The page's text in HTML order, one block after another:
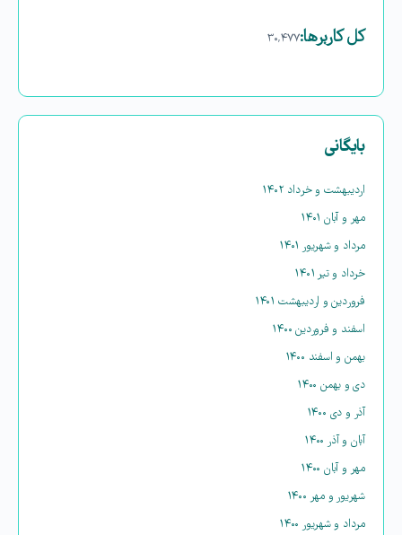
کل کاربرها:۳۰,۴۷۷
بایگانی
اردیبهشت و خرداد ۱۴۰۲
مهر و آبان ۱۴۰۱
مرداد و شهریور ۱۴۰۱
خرداد و تیر ۱۴۰۱
فروردین و اردیبهشت ۱۴۰۱
اسفند و فروردین ۱۴۰۰
بهمن و اسفند ۱۴۰۰
دی و بهمن ۱۴۰۰
آذر و دی ۱۴۰۰
آبان و آذر ۱۴۰۰
مهر و آبان ۱۴۰۰
شهریور و مهر ۱۴۰۰
مرداد و شهریور ۱۴۰۰